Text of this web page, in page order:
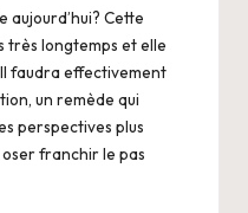
aujourd’hui? Cette
très longtemps et elle
faudra effectivement
un remède qui
perspectives plus
franchir le pas